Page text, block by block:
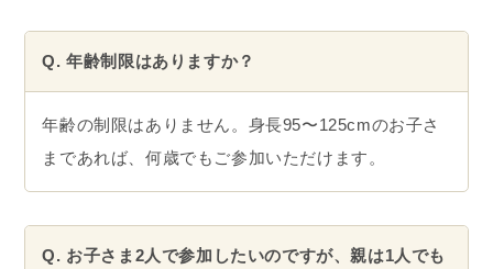
Q. 年齢制限はありますか？
年齢の制限はありません。身長95〜125cmのお子さ
まであれば、何歳でもご参加いただけます。
Q. お子さま2人で参加したいのですが、親は1人でも